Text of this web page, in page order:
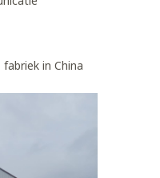
in China